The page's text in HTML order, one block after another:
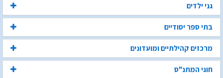
גני ילדים
בתי ספר יסודיים
מרכזים קהילתיים ומועדונים
חוגי המתנ"ס